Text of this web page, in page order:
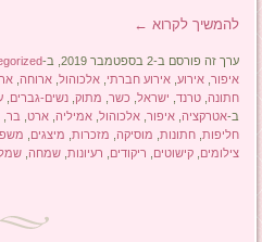
להמשיך לקרוא ←
ערך זה פורסם ב-2 בספטמבר 2019, ב-
איפור ,אירוע ,אירוע חברתי ,אלכוהול ,ארוחה ,
חתונה ,טרנד ישראל כשר מתוק ,נשים-גברים ,
ב-אטרקציה ,איפור ,אלכוהול ,אמיליה ,ארט בר
חליפות ,חתונות מוסיקה מזכרות מיצגים
צילומים ,קישוטים ריקודים רעיונות ,שמחה ,